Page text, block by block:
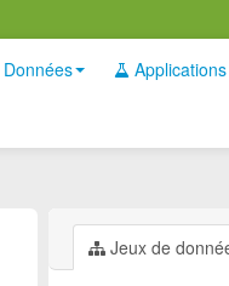
Données Applications
Jeux de